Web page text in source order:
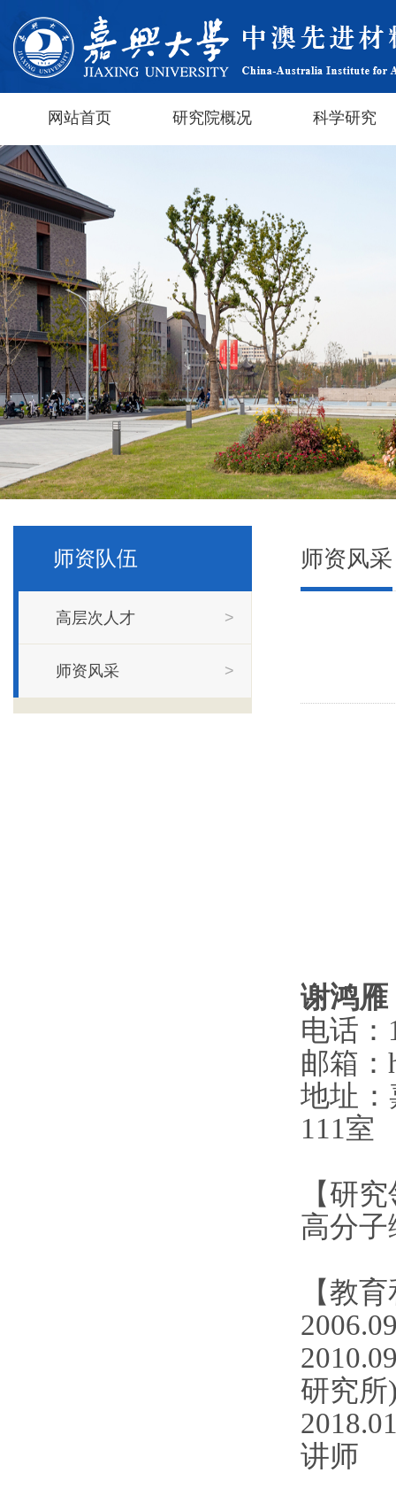
网站首页 研究院概况 科学研究
师资队伍
高层次人才 >
师资风采 >
师资风采
谢鸿雁
电话：
邮箱：
地址
111室
【研
高分
【教
研究所
讲师